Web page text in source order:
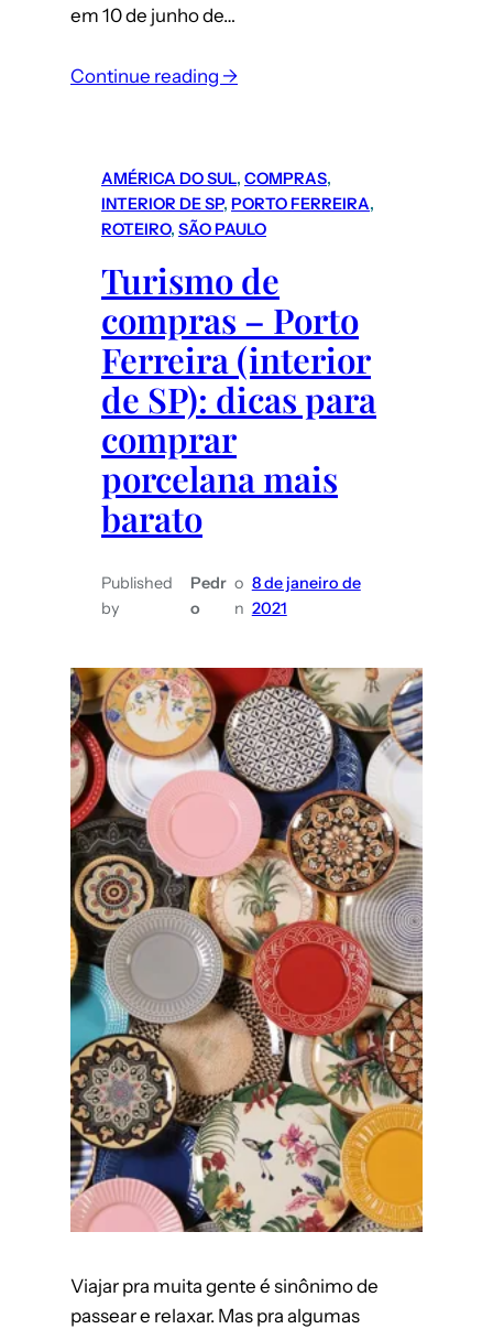
em 10 de junho de…
Continue reading →:
VelociCoaster
da
em
Orlando
(EUA)
AMÉRICA DO SUL, COMPRAS
INTERIOR DE SP, PORTO FERREIRA
ROTEIRO, SÃO PAULO
Turismo de
compras – Porto
Ferreira (interior
de SP): dicas para
comprar
porcelana mais
barato
Published
by
Pedr
o
o
n
8 de janeiro de
2021
Viajar pra muita gente é sinônimo de
passear e relaxar. Mas pra algumas